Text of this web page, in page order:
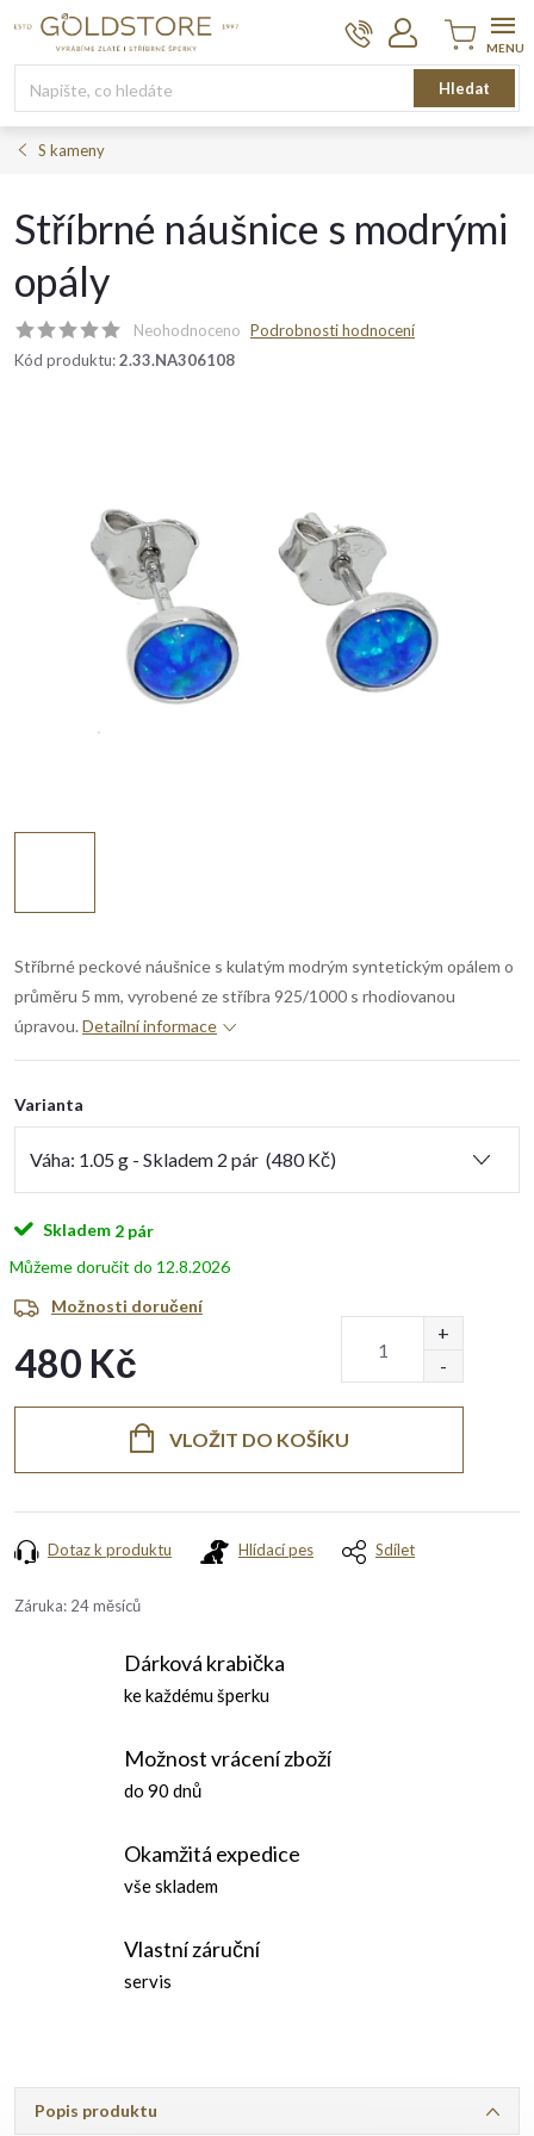
Hledat
Nákupní
košík
S kameny
Stříbrné náušnice s modrými
opály
Neohodnoceno Podrobnosti hodnocení
Kód produktu:2.33.NA306108
Stříbrné peckové náušnice s kulatým modrým syntetickým opálem o
průměru 5 mm, vyrobené ze stříbra 925/1000 s rhodiovanou
úpravou. Detailní informace
Varianta
Skladem 2 pár
12.8.2026
Možnosti doručení
480 Kč
VLOŽIT DO KOŠÍKU
Dotaz k produktu Hlídací pes Sdílet
Záruka: 24 měsíců
Dárková krabička
ke každému šperku
Možnost vrácení zboží
do 90 dnů
Okamžitá expedice
vše skladem
Vlastní záruční
servis
Popis produktu